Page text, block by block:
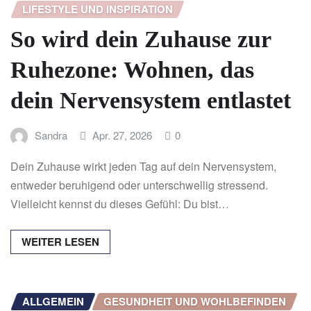
LIFESTYLE UND INSPIRATION
So wird dein Zuhause zur
Ruhezone: Wohnen, das
dein Nervensystem entlastet
Sandra Apr. 27, 2026 0
Dein Zuhause wirkt jeden Tag auf dein Nervensystem,
entweder beruhigend oder unterschwellig stressend.
Vielleicht kennst du dieses Gefühl: Du bist…
WEITER LESEN
ALLGEMEIN
GESUNDHEIT UND WOHLBEFINDEN